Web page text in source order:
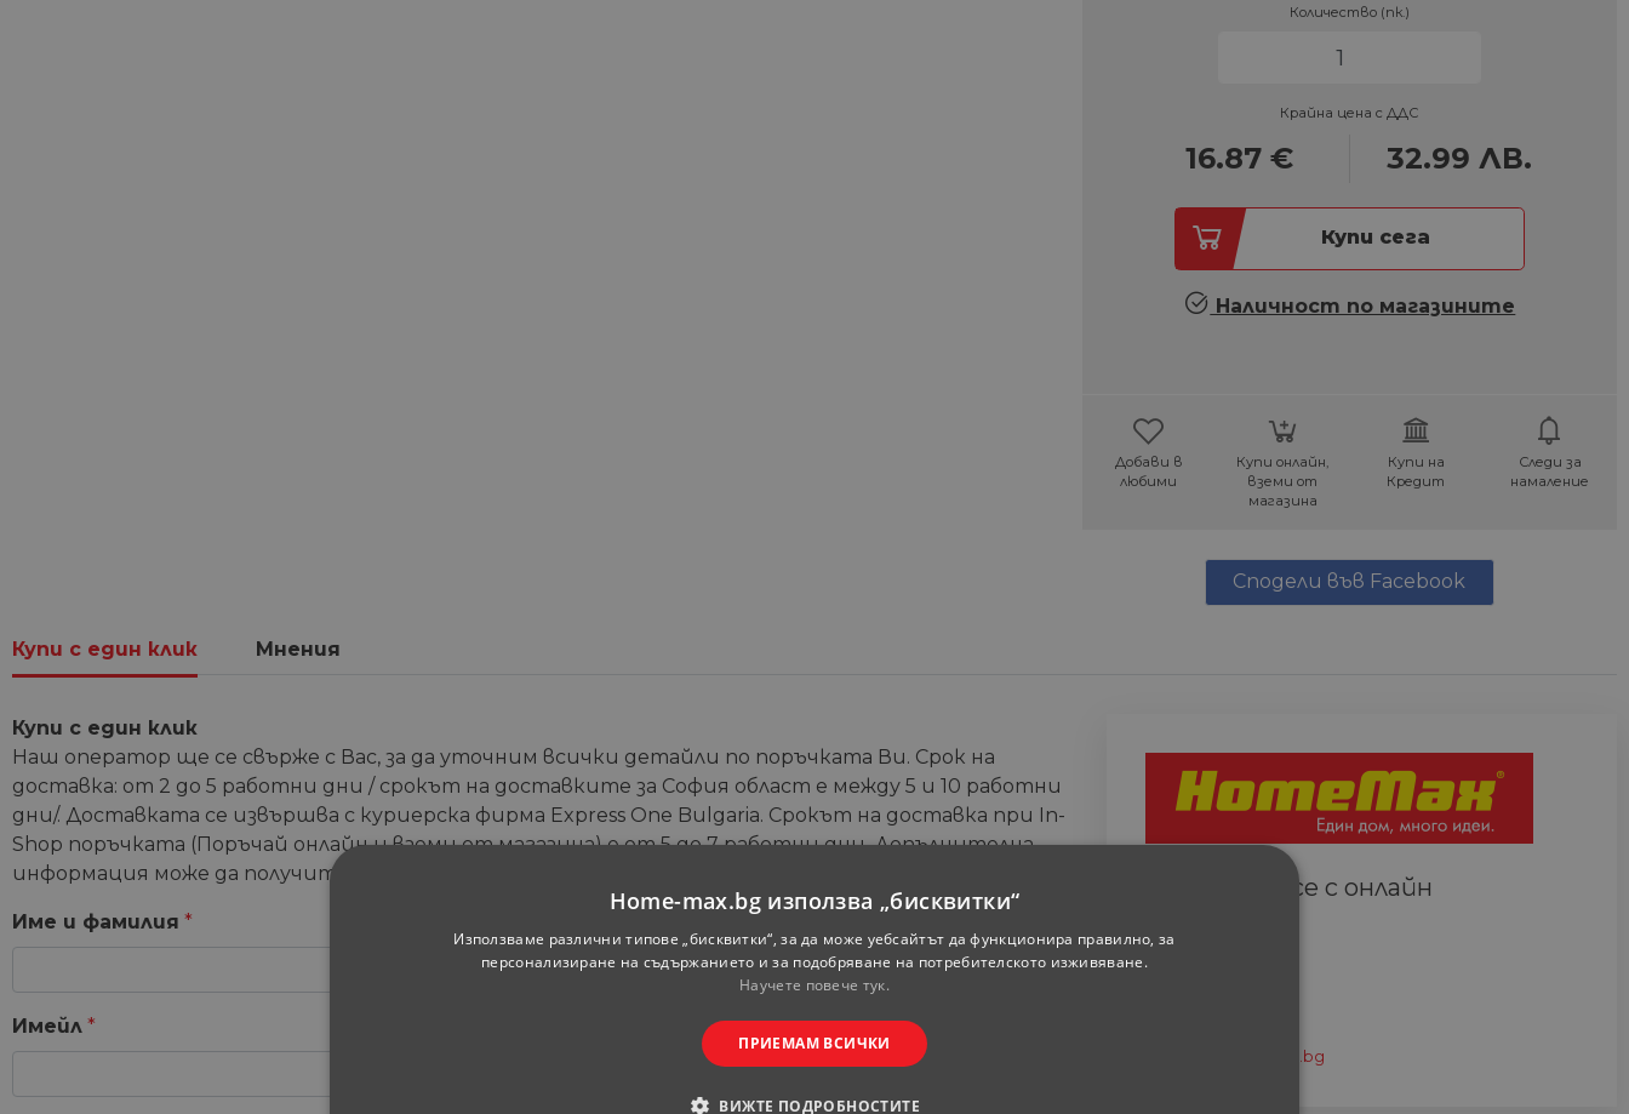
Количество (пк.)
Крайна цена с ДДС
16.87 € 32.99 ЛВ.
Купи сега
Наличност по магазините
Добави в
любими
Купи онлайн,
вземи от
магазина
Купи на
Кредит
Следи за
намаление
Сподели във Facebook
Купи с един клик Мнения
Купи с един клик
Наш оператор ще се свърже с Вас, за да уточним всички детайли по поръчката Ви. Срок на
доставка: от 2 до 5 работни дни / срокът на доставките за София област е между 5 и 10 работни
дни/. Доставката се извършва с куриерска фирма Express One Bulgaria. Срокът на доставка при In-
Shop поръчката (Поръчай онлайн и вземи от магазина) е от 5 до 7 работни дни. Допълнителна
информация може да получите от координаторите на онлайн магазина.
Име и фамилия *
Имейл *
Свържете се с онлайн
Всеки ден
eshop@home-max.bg
Home-max.bg използва „бисквитки“
Използваме различни типове „бисквитки“, за да може уебсайтът да функционира правилно, за
персонализиране на съдържанието и за подобряване на потребителското изживяване.
Научете повече тук.
ПРИЕМАМ ВСИЧКИ
ВИЖТЕ ПОДРОБНОСТИТЕ